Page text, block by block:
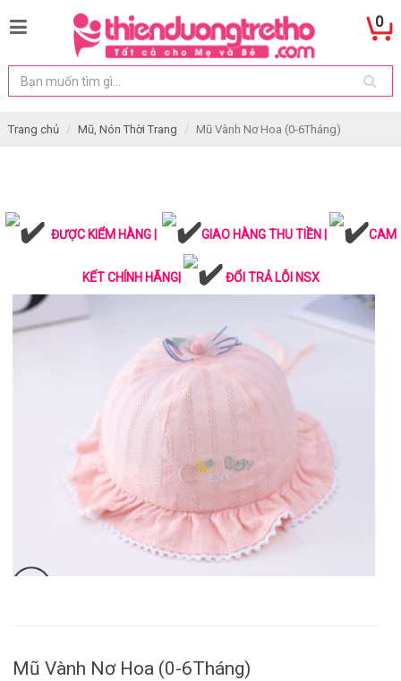
0
Trang chủ Mũ, Nón Thời Trang Mũ Vành Nơ Hoa (0-6Tháng)
ĐƯỢC KIỂM HÀNG | GIAO HÀNG THU TIỀN | CAM
KẾT CHÍNH HÃNG| ĐỔI TRẢ LỖI NSX
Mũ Vành Nơ Hoa (0-6Tháng)